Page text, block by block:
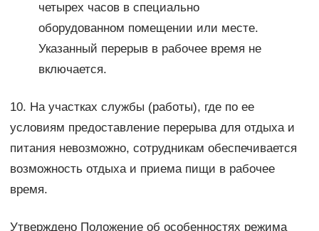
четырех часов в специально
оборудованном помещении или месте.
Указанный перерыв в рабочее время не
включается.
10. На участках службы (работы), где по ее
условиям предоставление перерыва для отдыха и
питания невозможно, сотрудникам обеспечивается
возможность отдыха и приема пищи в рабочее
время.
Утверждено Положение об особенностях режима